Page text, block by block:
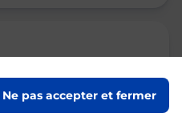
Ne pas accepter et fermer
09h00